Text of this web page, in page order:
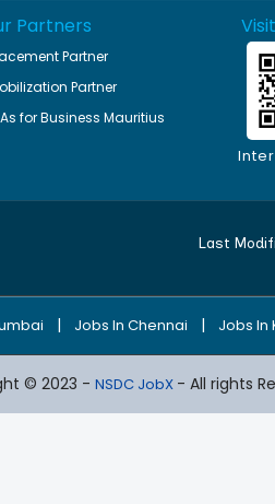
Partners
Partner
Partner
for Business Mauritius
Last
| Jobs In Chennai | Jobs In
© 2023 - NSDC JobX - All rights